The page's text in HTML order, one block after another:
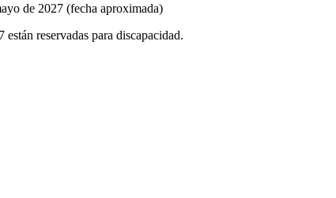
de 2027 (fecha aproximada)
están reservadas para discapacidad.